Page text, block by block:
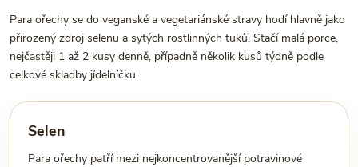
Para ořechy se do veganské a vegetariánské stravy hodí hlavně jako
přirozený zdroj selenu a sytých rostlinných tuků. Stačí malá porce,
nejčastěji 1 až 2 kusy denně, případně několik kusů týdně podle
celkové skladby jídelníčku.
Selen
Para ořechy patří mezi nejkoncentrovanější potravinové